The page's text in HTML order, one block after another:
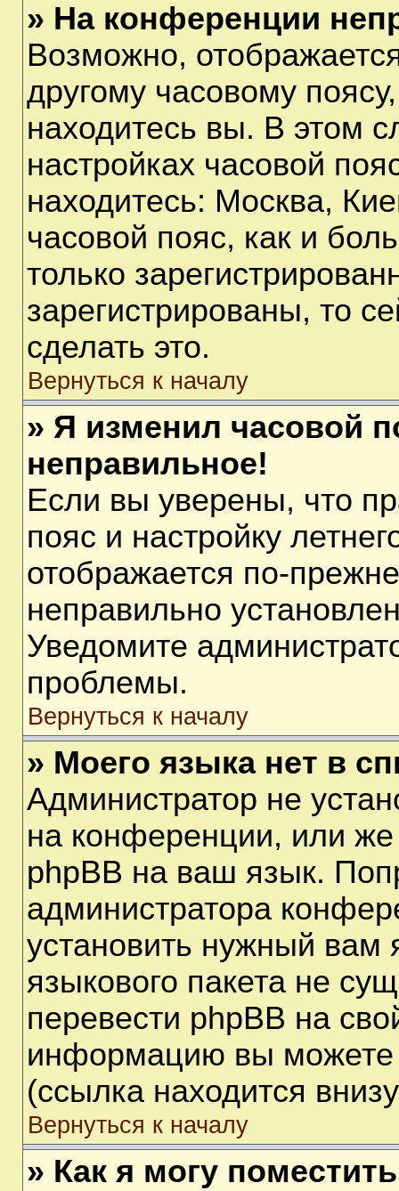
» На конференции
Возможно,
другому часовому
находитесь вы. В этом
настройках часовой
находитесь: Москва,
часовой пояс, как и
только
зарегистрированы, то
сделать это.
Вернуться к началу
» Я изменил часовой
неправильное!
Если вы уверены, что
пояс и настройку
отображается по-
неправильно
Уведомите
проблемы.
Вернуться к началу
» Моего языка нет в
Администратор не
на конференции, или же
phpBB на ваш язык.
администратора
установить нужный вам
языкового пакета не
перевести phpBB на
информацию вы можете
(ссылка находится
Вернуться к началу
» Как я могу